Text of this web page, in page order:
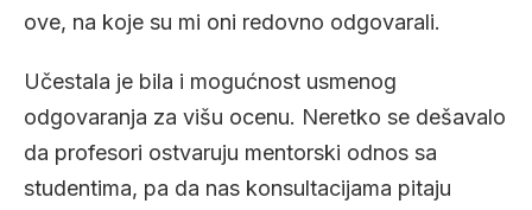
ove, na koje su mi oni redovno odgovarali.
Učestala je bila i mogućnost usmenog
odgovaranja za višu ocenu. Neretko se dešavalo
da profesori ostvaruju mentorski odnos sa
studentima, pa da nas konsultacijama pitaju